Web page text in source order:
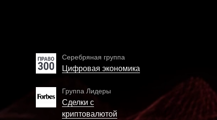
Серебряная группа
Цифровая экономика
Группа Лидеры
Сделки с
криптовалютой